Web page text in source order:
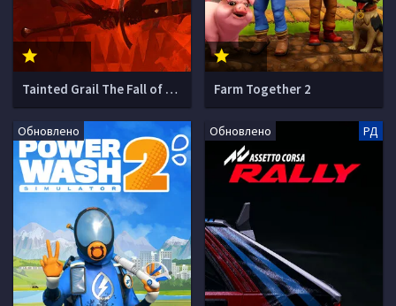
Tainted Grail The Fall of Avalon Farm Together 2
Обновлено Обновлено РД